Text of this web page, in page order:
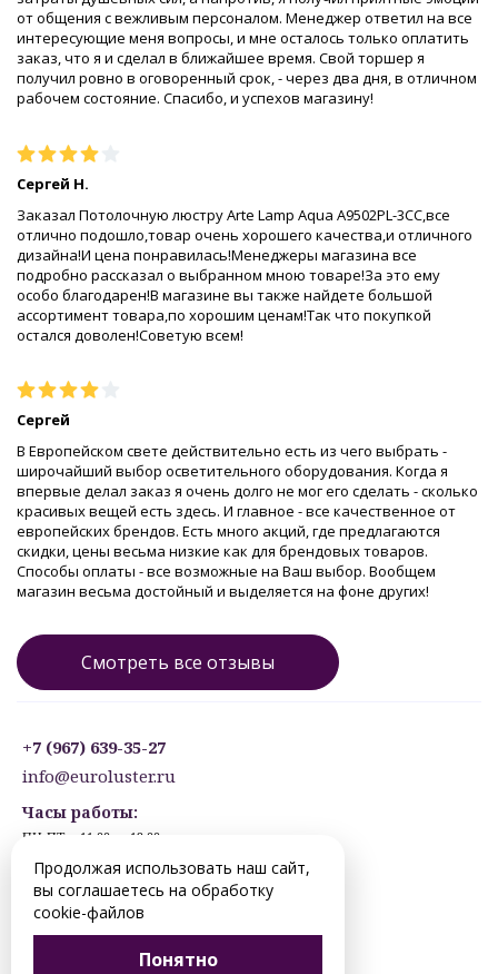
от общения с вежливым персоналом. Менеджер ответил на все
интересующие меня вопросы, и мне осталось только оплатить
заказ, что я и сделал в ближайшее время. Свой торшер я
получил ровно в оговоренный срок, - через два дня, в отличном
рабочем состояние. Спасибо, и успехов магазину!
Сергей Н.
Заказал Потолочную люстру Arte Lamp Aqua A9502PL-3CC,все
отлично подошло,товар очень хорошего качества,и отличного
дизайна!И цена понравилась!Менеджеры магазина все
подробно рассказал о выбранном мною товаре!За это ему
особо благодарен!В магазине вы также найдете большой
ассортимент товара,по хорошим ценам!Так что покупкой
остался доволен!Советую всем!
Сергей
В Европейском свете действительно есть из чего выбрать -
широчайший выбор осветительного оборудования. Когда я
впервые делал заказ я очень долго не мог его сделать - сколько
красивых вещей есть здесь. И главное - все качественное от
европейских брендов. Есть много акций, где предлагаются
скидки, цены весьма низкие как для брендовых товаров.
Способы оплаты - все возможные на Ваш выбор. Вообщем
магазин весьма достойный и выделяется на фоне других!
Смотреть все отзывы
+7 (967) 639-35-27
info@euroluster.ru
Часы работы:
ПН-ПТ: с 11:00 до 19:00
ВС: ВЫХОДНОЙ
Предварительная запись.
© 2012-2026 perm.euroluster.ru. Все права защищены.
Продолжая использовать наш сайт,
вы соглашаетесь на обработку
cookie-файлов
Понятно